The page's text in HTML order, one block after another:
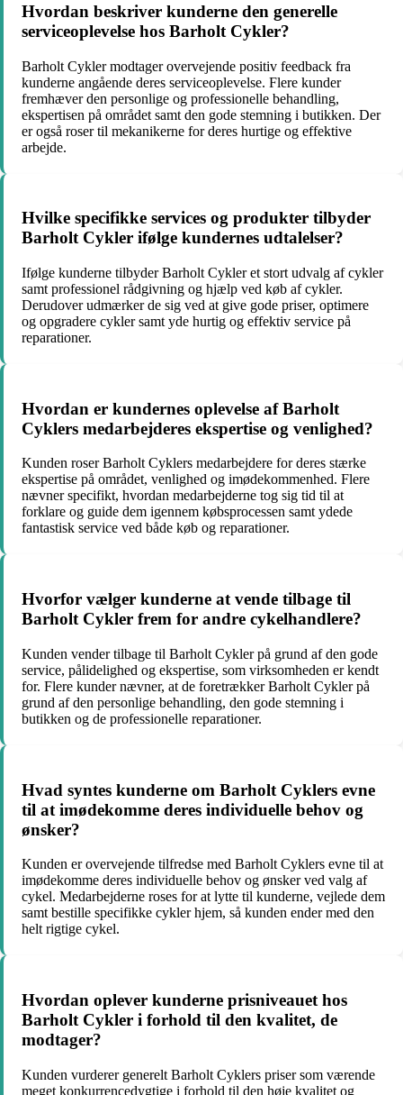
Hvordan beskriver kunderne den generelle
serviceoplevelse hos Barholt Cykler?
Barholt Cykler modtager overvejende positiv feedback fra
kunderne angående deres serviceoplevelse. Flere kunder
fremhæver den personlige og professionelle behandling,
ekspertisen på området samt den gode stemning i butikken. Der
er også roser til mekanikerne for deres hurtige og effektive
arbejde.
Hvilke specifikke services og produkter tilbyder
Barholt Cykler ifølge kundernes udtalelser?
Ifølge kunderne tilbyder Barholt Cykler et stort udvalg af cykler
samt professionel rådgivning og hjælp ved køb af cykler.
Derudover udmærker de sig ved at give gode priser, optimere
og opgradere cykler samt yde hurtig og effektiv service på
reparationer.
Hvordan er kundernes oplevelse af Barholt
Cyklers medarbejderes ekspertise og venlighed?
Kunden roser Barholt Cyklers medarbejdere for deres stærke
ekspertise på området, venlighed og imødekommenhed. Flere
nævner specifikt, hvordan medarbejderne tog sig tid til at
forklare og guide dem igennem købsprocessen samt ydede
fantastisk service ved både køb og reparationer.
Hvorfor vælger kunderne at vende tilbage til
Barholt Cykler frem for andre cykelhandlere?
Kunden vender tilbage til Barholt Cykler på grund af den gode
service, pålidelighed og ekspertise, som virksomheden er kendt
for. Flere kunder nævner, at de foretrækker Barholt Cykler på
grund af den personlige behandling, den gode stemning i
butikken og de professionelle reparationer.
Hvad syntes kunderne om Barholt Cyklers evne
til at imødekomme deres individuelle behov og
ønsker?
Kunden er overvejende tilfredse med Barholt Cyklers evne til at
imødekomme deres individuelle behov og ønsker ved valg af
cykel. Medarbejderne roses for at lytte til kunderne, vejlede dem
samt bestille specifikke cykler hjem, så kunden ender med den
helt rigtige cykel.
Hvordan oplever kunderne prisniveauet hos
Barholt Cykler i forhold til den kvalitet, de
modtager?
Kunden vurderer generelt Barholt Cyklers priser som værende
meget konkurrencedygtige i forhold til den høje kvalitet og